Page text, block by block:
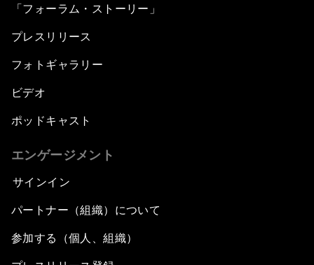
「フォーラム・ストーリー」
プレスリリース
フォトギャラリー
ビデオ
ポッドキャスト
エンゲージメント
サインイン
パートナー（組織）について
参加する（個人、組織）